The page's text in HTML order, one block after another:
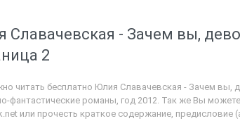
Славачевская - Зачем вы,
2
читать бесплатно Юлия Славачевская - Зачем
фантастические романы, год 2012. Так же Вы
или прочесть краткое содержание,